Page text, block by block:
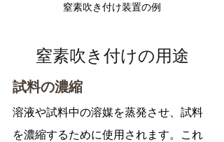
窒素吹き付け装置の例
窒素吹き付けの用途
試料の濃縮
溶液や試料中の溶媒を蒸発させ、試料
を濃縮するために使用されます。これ